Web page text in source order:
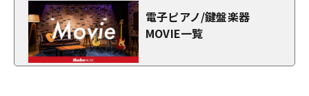
電子ピアノ/鍵盤楽器
MOVIE一覧